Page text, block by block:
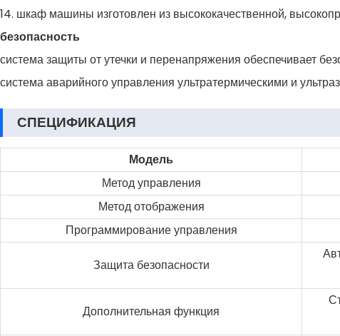
14. шкаф машины изготовлен из высококачественной,
безопасность
система защиты от утечки и перенапряжения обеспечивает
система аварийного управления ультратермическими и
СПЕЦИФИКАЦИЯ
Модель
Метод управления
Метод отображения
Программирование управления
Защита безопасности
Дополнительная функция